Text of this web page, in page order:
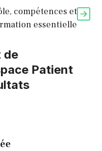
compétences et
essentielle
de
Patient